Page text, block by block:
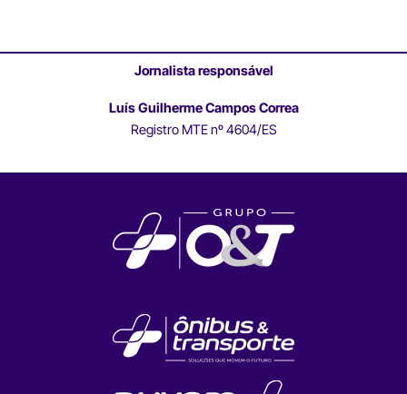
Jornalista responsável
Luís Guilherme Campos Correa
Registro MTE nº 4604/ES